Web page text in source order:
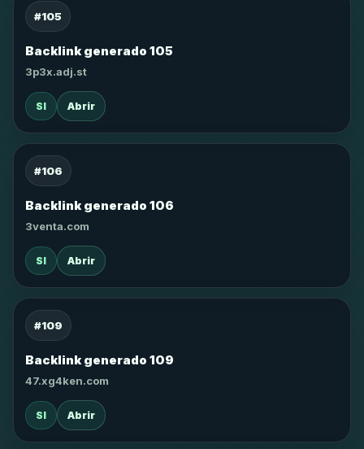
#105
Backlink generado 105
3p3x.adj.st
SI Abrir
#106
Backlink generado 106
3venta.com
SI Abrir
#109
Backlink generado 109
47.xg4ken.com
SI Abrir